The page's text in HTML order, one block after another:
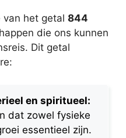
van het getal 844
die ons kunnen
Dit getal
en spiritueel:
dat zowel fysieke
essentieel zijn.